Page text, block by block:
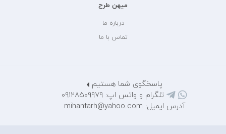
میهن طرح
درباره ما
تماس با ما
پاسخگوی شما هستیم
تلگرام و واتس اپ: 09128509979
آدرس ایمیل: mihantarh@yahoo.com